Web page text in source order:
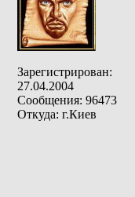
Зарегистрирован:
27.04.2004
Сообщения: 96473
Откуда: г.Киев